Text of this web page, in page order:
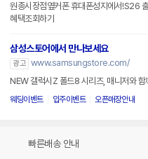
원종시장점옆커폰 휴대폰성지에서!S26
혜택조회하기
삼성스토어에서 만나보세요
광고 www.samsungstore.com/
NEW 갤럭시Z 폴드8 시리즈, 매니저와 함
웨딩이벤트 입주이벤트 오픈매장안내
빠른배송 안내